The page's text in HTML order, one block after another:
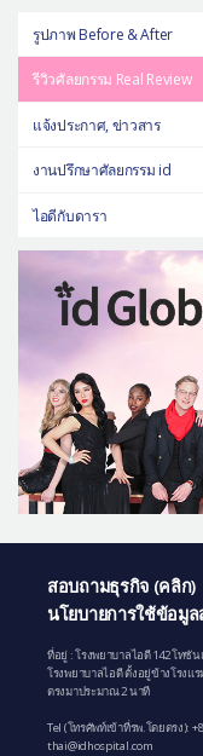
รูปภาพ Before & After
รีวิวศัลยกรรม Real Review
แจ้งประกาศ, ข่าวสาร
งานปรึกษาศัลยกรรม id
ไอดีกับดารา
สอบถามธุรกิจ (คลิก)
นโยบายการใช้ข้อมู
ที่อยู่ : โรงพยาบาลไอดี 142 โทซั
โรงพยาบาลไอดี ตั้งอยู่ข้างโรงแ
ตรงมาประมาณ 2 นาที
Tel (โทรศัพท์เข้าที่รพ.โดยตรง):
thai@idhospital.com